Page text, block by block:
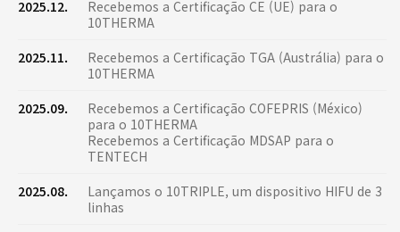
2025.12.
Recebemos a Certificação CE (UE) para o
10THERMA
2025.11.
Recebemos a Certificação TGA (Austrália) para o
10THERMA
2025.09.
Recebemos a Certificação COFEPRIS (México)
para o 10THERMA
Recebemos a Certificação MDSAP para o
TENTECH
2025.08.
Lançamos o 10TRIPLE, um dispositivo HIFU de 3
linhas